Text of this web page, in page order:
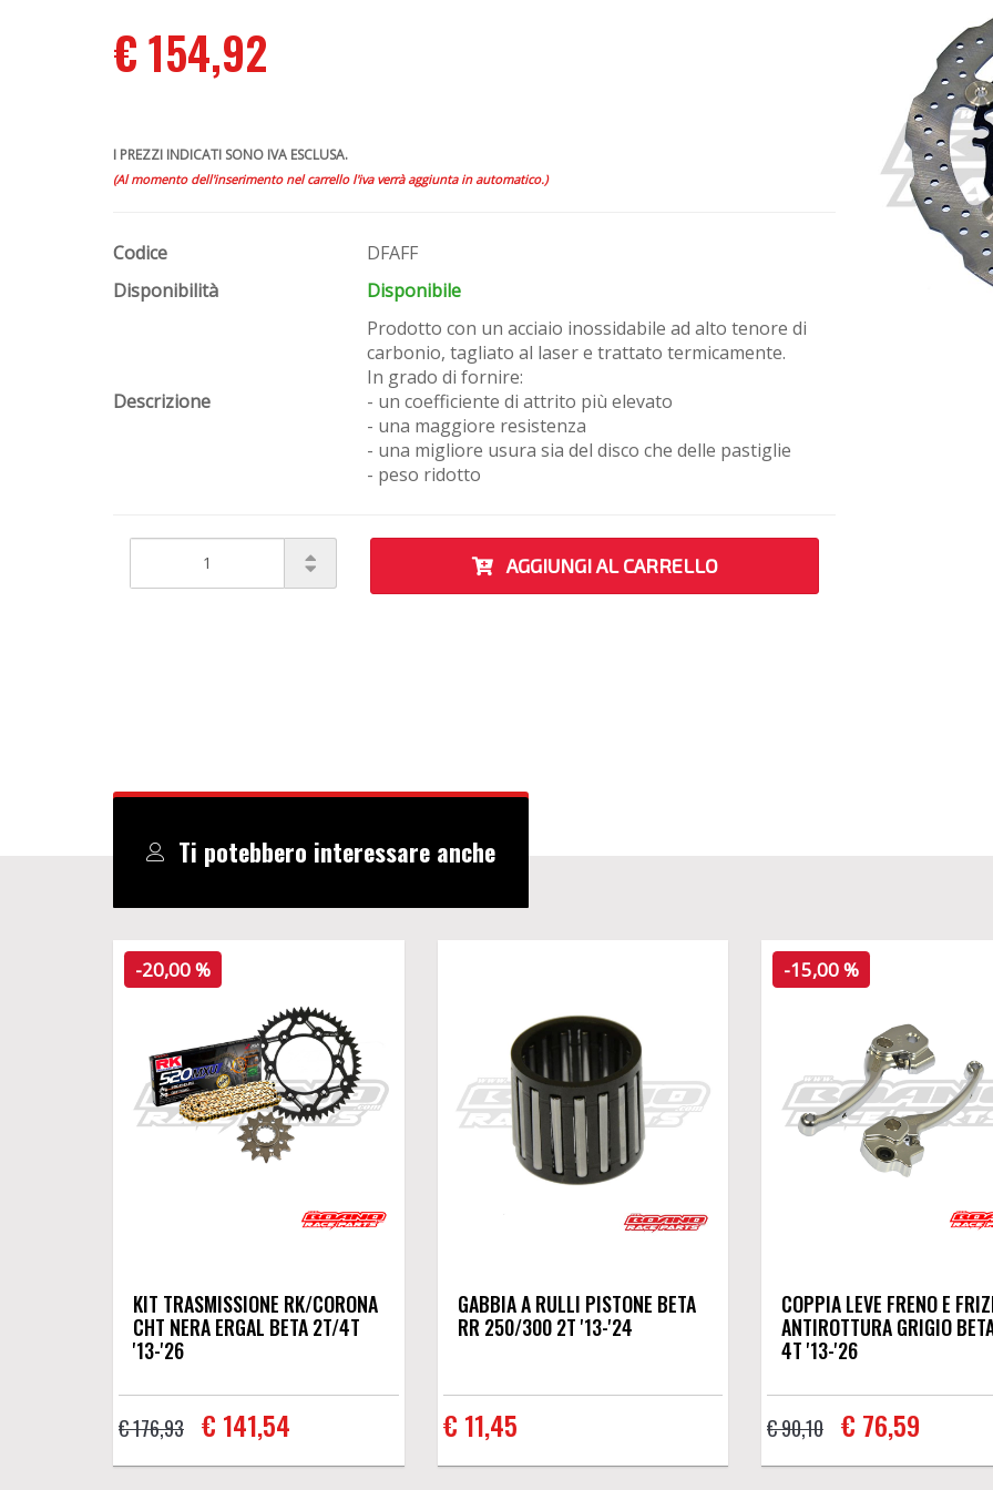
€ 154,92
I PREZZI INDICATI SONO IVA ESCLUSA.
(Al momento dell'inserimento nel carrello l'iva verrà aggiunta in automatico.)
Codice
DFAFF
Disponibilità
Disponibile
Descrizione
Prodotto con un acciaio inossidabile ad alto tenore di
carbonio, tagliato al laser e trattato termicamente.
In grado di fornire:
- un coefficiente di attrito più elevato
- una maggiore resistenza
- una migliore usura sia del disco che delle pastiglie
- peso ridotto
AGGIUNGI AL CARRELLO
Ti potebbero interessare anche
-20,00 %
KIT TRASMISSIONE RK/CORONA
CHT NERA ERGAL BETA 2T/4T
'13-'26
€ 176,93 € 141,54
GABBIA A RULLI PISTONE BETA
RR 250/300 2T '13-'24
€ 11,45
-15,00 %
COPPIA LEVE FRENO E
ANTIROTTURA GRIGIO
4T '13-'26
€ 90,10 € 76,59